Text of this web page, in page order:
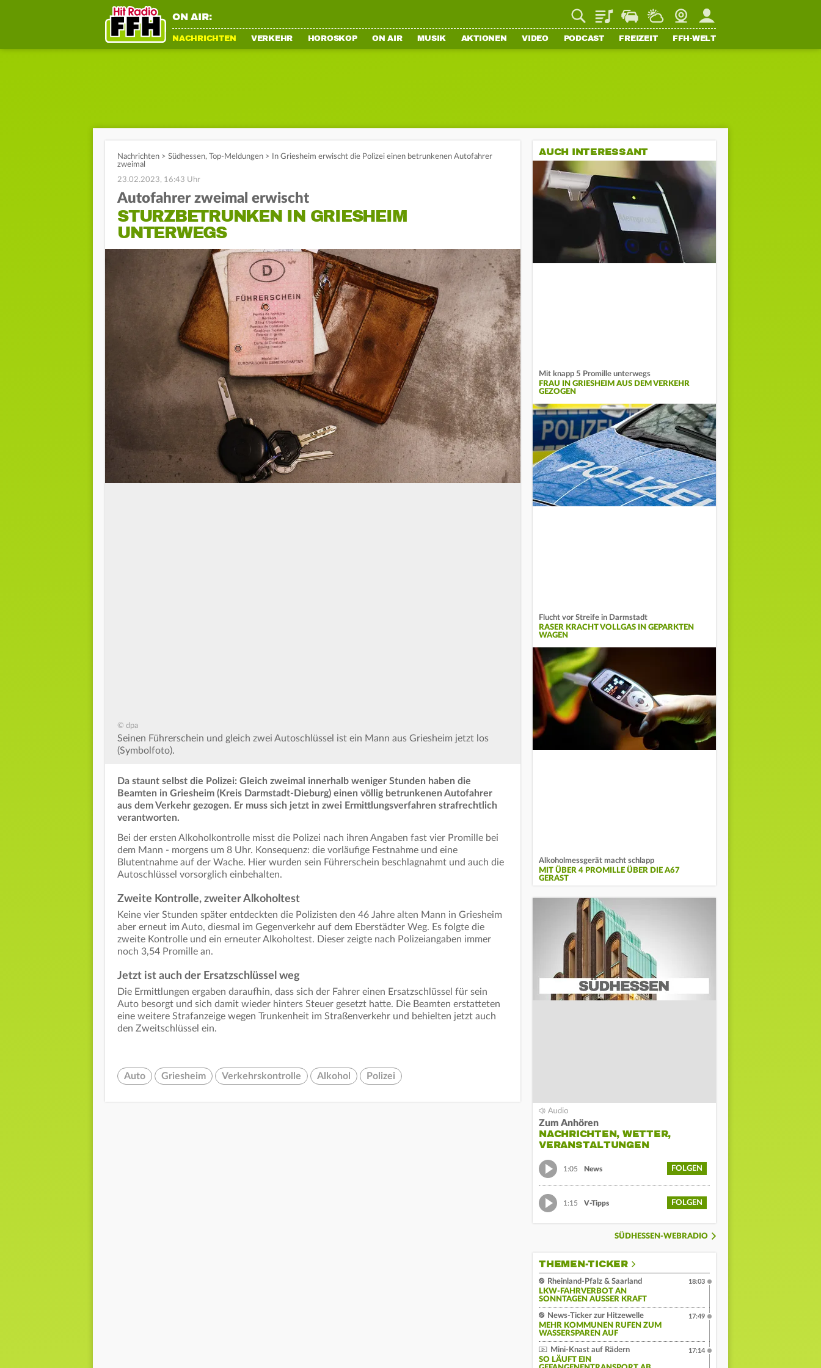
ON AIR: PlaylistStaupilotWetterWebcamMein FFH
NACHRICHTEN VERKEHR HOROSKOP ON AIR MUSIK AKTIONEN VIDEO PODCAST FREIZEIT FFH-WELT
Nachrichten > Südhessen, Top-Meldungen >
In Griesheim erwischt die Polizei einen betrunkenen Autofahrer
zweimal
23.02.2023, 16:43 Uhr
Autofahrer zweimal erwischt
STURZBETRUNKEN IN GRIESHEIM
UNTERWEGS
© dpa
Seinen Führerschein und gleich zwei Autoschlüssel ist ein Mann aus Griesheim jetzt los
(Symbolfoto).
Da staunt selbst die Polizei: Gleich zweimal innerhalb weniger Stunden haben die
Beamten in Griesheim (Kreis Darmstadt-Dieburg) einen völlig betrunkenen Autofahrer
aus dem Verkehr gezogen. Er muss sich jetzt in zwei Ermittlungsverfahren strafrechtlich
verantworten.
Bei der ersten Alkoholkontrolle misst die Polizei nach ihren Angaben fast vier Promille bei
dem Mann - morgens um 8 Uhr. Konsequenz: die vorläufige Festnahme und eine
Blutentnahme auf der Wache. Hier wurden sein Führerschein beschlagnahmt und auch die
Autoschlüssel vorsorglich einbehalten.
Zweite Kontrolle, zweiter Alkoholtest
Keine vier Stunden später entdeckten die Polizisten den 46 Jahre alten Mann in Griesheim
aber erneut im Auto, diesmal im Gegenverkehr auf dem Eberstädter Weg. Es folgte die
zweite Kontrolle und ein erneuter Alkoholtest. Dieser zeigte nach Polizeiangaben immer
noch 3,54 Promille an.
Jetzt ist auch der Ersatzschlüssel weg
Die Ermittlungen ergaben daraufhin, dass sich der Fahrer einen Ersatzschlüssel für sein
Auto besorgt und sich damit wieder hinters Steuer gesetzt hatte. Die Beamten erstatteten
eine weitere Strafanzeige wegen Trunkenheit im Straßenverkehr und behielten jetzt auch
den Zweitschlüssel ein.
Auto Griesheim Verkehrskontrolle Alkohol Polizei
AUCH INTERESSANT
Mit knapp 5 Promille unterwegs
FRAU IN GRIESHEIM AUS DEM VERKEHR
GEZOGEN
Flucht vor Streife in Darmstadt
RASER KRACHT VOLLGAS IN GEPARKTEN
WAGEN
Alkoholmessgerät macht schlapp
MIT ÜBER 4 PROMILLE ÜBER DIE A67
GERAST
Zum Anhören
NACHRICHTEN, WETTER,
VERANSTALTUNGEN
1:05 News FOLGEN
1:15 V-Tipps FOLGEN
SÜDHESSEN-WEBRADIO
THEMEN-TICKER
Rheinland-Pfalz & Saarland
LKW-FAHRVERBOT AN
SONNTAGEN AUSSER KRAFT
18:03
News-Ticker zur Hitzewelle
MEHR KOMMUNEN RUFEN ZUM
WASSERSPAREN AUF
17:49
Mini-Knast auf Rädern
SO LÄUFT EIN
17:14